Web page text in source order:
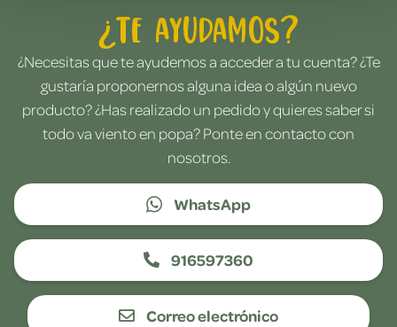
¿Te ayudamos?
¿Necesitas que te ayudemos a acceder a tu cuenta? ¿Te
gustaría proponernos alguna idea o algún nuevo
producto? ¿Has realizado un pedido y quieres saber si
todo va viento en popa? Ponte en contacto con
nosotros.
WhatsApp
916597360
Correo electrónico